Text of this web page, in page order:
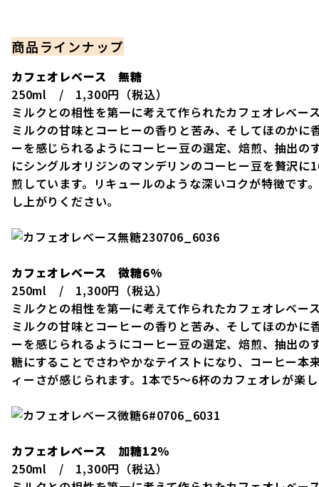
商品ラインナップ
カフェオレベース 無糖
250ml / 1,300円（税込）
ミルクとの相性を第一に考えて作られたカフェオレベー
ミルクの甘味とコーヒーの香りと苦み、そしてほのかに
ーを感じられるようにコーヒー豆の選定、焙煎、抽出の
にシングルオリジンのマンデリンのコーヒー豆を贅沢に
煎しています。リキュールのような深いコクが特徴です
し上がりください。
カフェオレベース 微糖6%
250ml / 1,300円（税込）
ミルクとの相性を第一に考えて作られたカフェオレベー
ミルクの甘味とコーヒーの香りと苦み、そしてほのかに
ーを感じられるようにコーヒー豆の選定、焙煎、抽出の
糖にすることでさわやかなテイストになり、コーヒー本
ィーさが感じられます。1本で5～6杯のカフェオレが楽
カフェオレベース 加糖12％
250ml / 1,300円（税込）